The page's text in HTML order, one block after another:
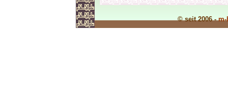
© seit 2006 -m-